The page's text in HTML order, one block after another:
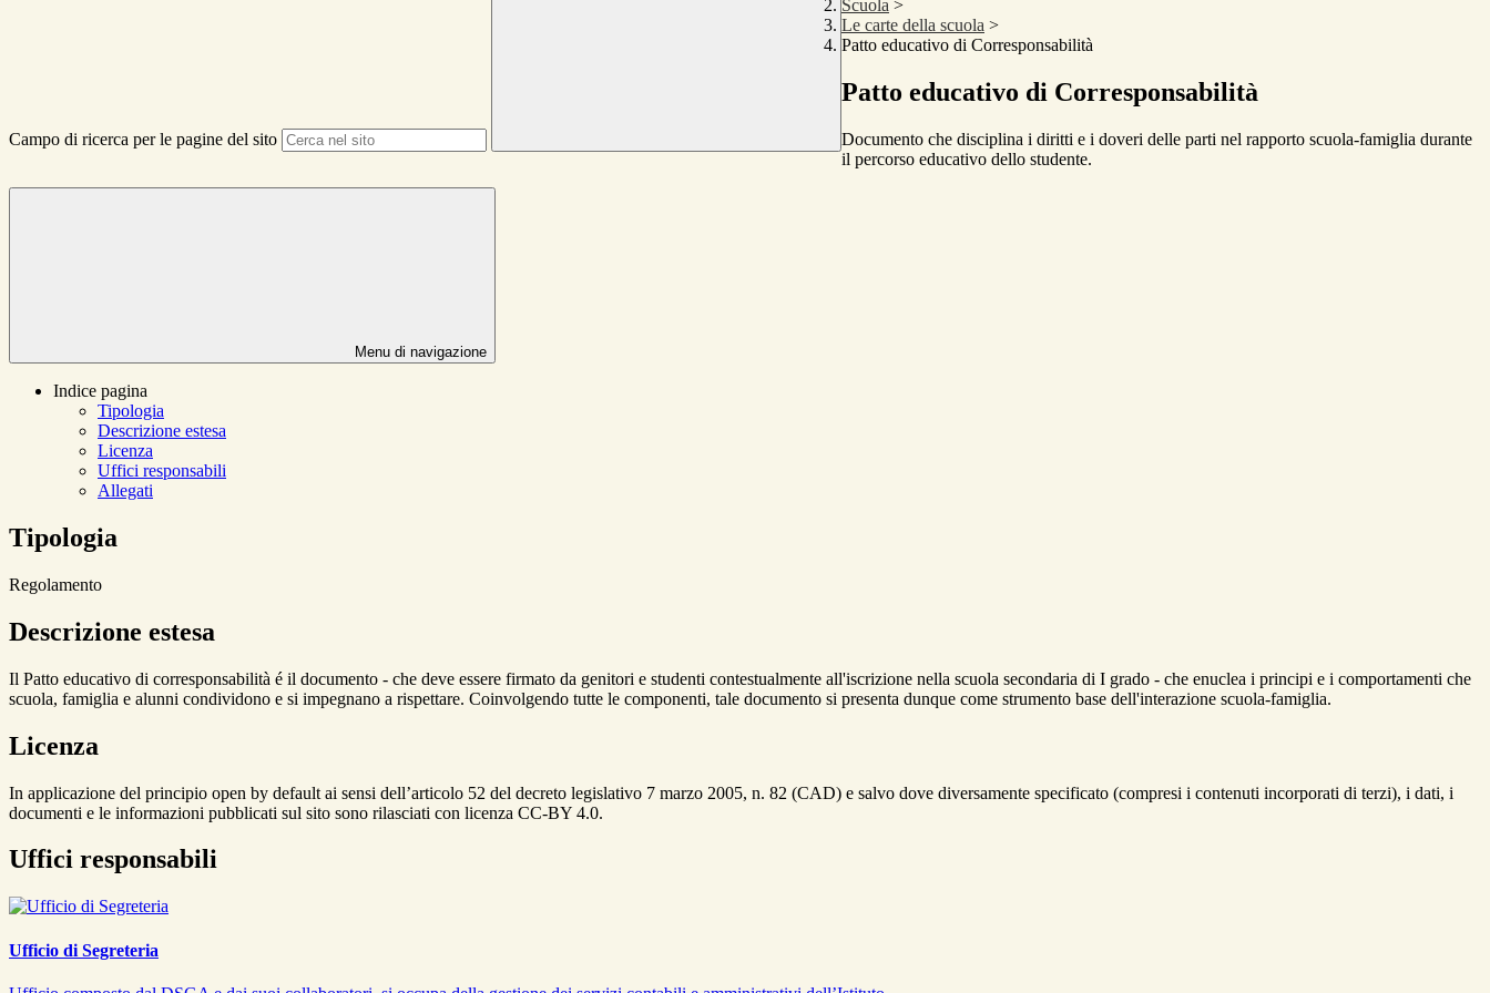
Campo di ricerca per le pagine del sito
Scuola >
Le carte della scuola >
Patto educativo di Corresponsabilità
Patto educativo di Corresponsabilità
Documento che disciplina i diritti e i doveri delle parti nel rapporto scuola-famiglia durante
il percorso educativo dello studente.
Menu di navigazione
Indice pagina
Tipologia
Descrizione estesa
Licenza
Uffici responsabili
Allegati
Tipologia
Regolamento
Descrizione estesa
Il Patto educativo di corresponsabilità é il documento - che deve essere firmato da genitori e studenti contestualmente all'iscrizione nella scuola secondaria di I grado - che enuclea i principi e i comportamenti che
scuola, famiglia e alunni condividono e si impegnano a rispettare. Coinvolgendo tutte le componenti, tale documento si presenta dunque come strumento base dell'interazione scuola-famiglia.
Licenza
In applicazione del principio open by default ai sensi dell’articolo 52 del decreto legislativo 7 marzo 2005, n. 82 (CAD) e salvo dove diversamente specificato (compresi i contenuti incorporati di terzi), i dati, i
documenti e le informazioni pubblicati sul sito sono rilasciati con licenza CC-BY 4.0.
Uffici responsabili
Ufficio di Segreteria